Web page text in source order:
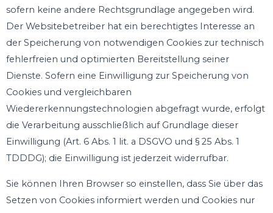
sofern keine andere Rechtsgrundlage angegeben wird.
Der Websitebetreiber hat ein berechtigtes Interesse an
der Speicherung von notwendigen Cookies zur technisch
fehlerfreien und optimierten Bereitstellung seiner
Dienste. Sofern eine Einwilligung zur Speicherung von
Cookies und vergleichbaren
Wiedererkennungstechnologien abgefragt wurde, erfolgt
die Verarbeitung ausschließlich auf Grundlage dieser
Einwilligung (Art. 6 Abs. 1 lit. a DSGVO und § 25 Abs. 1
TDDDG); die Einwilligung ist jederzeit widerrufbar.
Sie können Ihren Browser so einstellen, dass Sie über das
Setzen von Cookies informiert werden und Cookies nur